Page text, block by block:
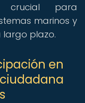
crucial para
marinos y
largo plazo.
en